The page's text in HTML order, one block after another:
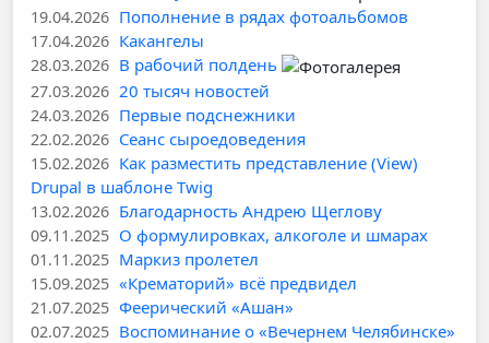
19.04.2026 Пополнение в рядах фотоальбомов
17.04.2026 Какангелы
28.03.2026 В рабочий полдень
27.03.2026 20 тысяч новостей
24.03.2026 Первые подснежники
22.02.2026 Сеанс сыроедоведения
15.02.2026 Как разместить представление (View)
Drupal в шаблоне Twig
13.02.2026 Благодарность Андрею Щеглову
09.11.2025 О формулировках, алкоголе и шмарах
01.11.2025 Маркиз пролетел
15.09.2025 «Крематорий» всё предвидел
21.07.2025 Феерический «Ашан»
02.07.2025 Воспоминание о «Вечернем Челябинске»